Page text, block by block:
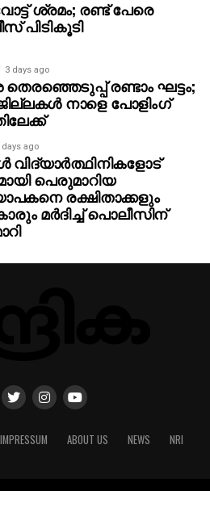
3 days ago
നാളെ പോളിംഗ്
days ago
പെരുമാറിയ
രക്ഷിതാക്കളും
മര്‍ദിച്ച് പൊലീസിന്
IMPRESSUM ABOUT US